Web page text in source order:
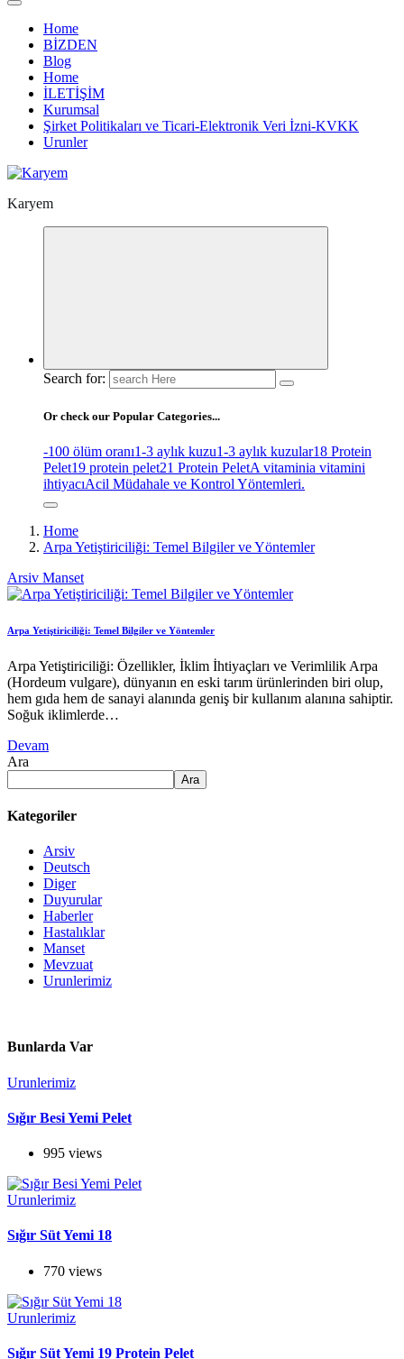
Home
BİZDEN
Blog
Home
İLETİŞİM
Kurumsal
Şirket Politikaları ve Ticari-Elektronik Veri İzni-KVKK
Urunler
Karyem
Search for:
Or check our Popular Categories...
-100 ölüm oranı1-3 aylık kuzu1-3 aylık kuzular18 Protein
Pelet19 protein pelet21 Protein PeletA vitaminia vitamini
ihtiyacıAcil Müdahale ve Kontrol Yöntemleri.
Home
Arpa Yetiştiriciliği: Temel Bilgiler ve Yöntemler
Arsiv Manset
Arpa Yetiştiriciliği: Temel Bilgiler ve Yöntemler
Arpa Yetiştiriciliği: Özellikler, İklim İhtiyaçları ve Verimlilik Arpa
(Hordeum vulgare), dünyanın en eski tarım ürünlerinden biri olup,
hem gıda hem de sanayi alanında geniş bir kullanım alanına sahiptir.
Soğuk iklimlerde…
Devam
Ara
Ara
Kategoriler
Arsiv
Deutsch
Diger
Duyurular
Haberler
Hastalıklar
Manset
Mevzuat
Urunlerimiz
Bunlarda Var
Urunlerimiz
Sığır Besi Yemi Pelet
995 views
Urunlerimiz
Sığır Süt Yemi 18
770 views
Urunlerimiz
Sığır Süt Yemi 19 Protein Pelet